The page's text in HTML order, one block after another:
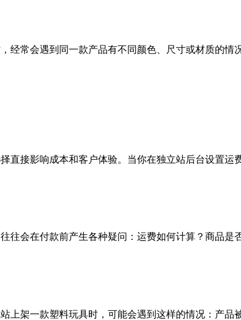
经常会遇到同一款产品有不同颜色、尺寸或材质的
直接影响成本和客户体验。当你在独立站后台设置
往会在付款前产生各种疑问：运费如何计算？商品
上架一款塑料玩具时，可能会遇到这样的情况：产